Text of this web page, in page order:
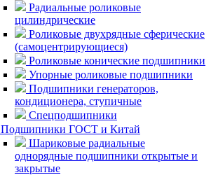
Радиальные роликовые
цилиндрические
Роликовые двухрядные сферические
(самоцентрирующиеся)
Роликовые конические подшипники
Упорные роликовые подшипники
Подшипники генераторов,
кондиционера, ступичные
Спецподшипники
Подшипники ГОСТ и Китай
Шариковые радиальные
однорядные подшипники открытые и
закрытые